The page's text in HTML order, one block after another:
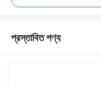
প্রস্তাবিত পণ্য